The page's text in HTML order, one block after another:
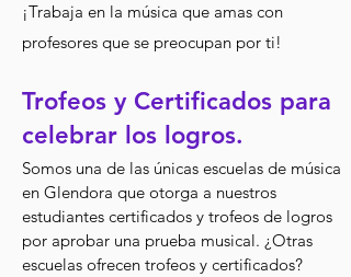
¡Trabaja en la música que amas con
profesores que se preocupan por ti!
Trofeos y Certificados para
celebrar los logros.
Somos una de las únicas escuelas de música
en Glendora que otorga a nuestros
estudiantes certificados y trofeos de logros
por aprobar una prueba musical. ¿Otras
escuelas ofrecen trofeos y certificados?